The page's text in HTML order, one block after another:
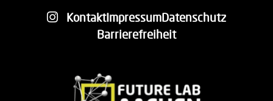
KontaktImpressumDatenschutz
Barrierefreiheit